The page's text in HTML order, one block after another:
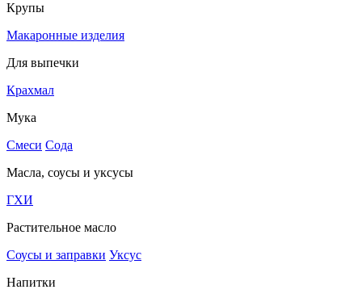
Крупы
Макаронные изделия
Для выпечки
Крахмал
Мука
Смеси Сода
Масла, соусы и уксусы
ГХИ
Растительное масло
Соусы и заправки Уксус
Напитки